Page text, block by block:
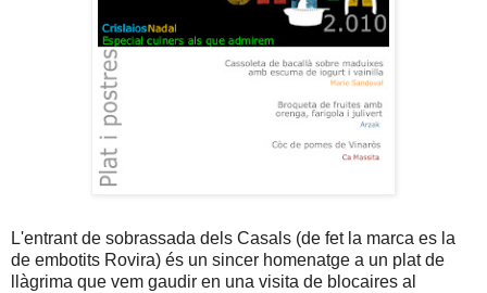
L'entrant de sobrassada dels Casals (de fet la marca es la
de embotits Rovira) és un sincer homenatge a un plat de
llàgrima que vem gaudir en una visita de blocaires al